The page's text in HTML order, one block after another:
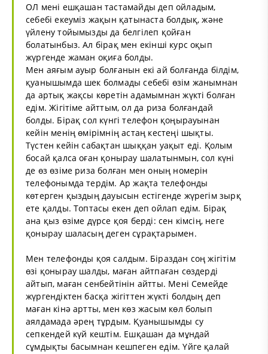
ОЛ мені ешқашан тастамайды деп ойладым,
себебі екеуміз жақын қатынаста болдық, және
үйлену тойымызды да белгілеп қойған
болатынбыз. Ал бірақ мен екінші курс оқып
жүргенде жаман оқиға болды.
Мен аяғым ауыр болғанын екі ай болғанда білдім,
қуанышымда шек болмады себебі өзім жанымнан
да артық жақсы көретін адамымнан жүкті болған
едім. Жігітіме айттым, ол да риза болғандай
болды. Бірақ сол күнгі телефон қоңырауынан
кейін менің өмірімнің астаң кестеңі шықты.
Түстен кейін сабақтан шыққан уақыт еді. Қолым
босай қалса оған қонырау шалатынмын, сол күні
де өз өзіме риза болған мен оның номерін
телефонымда тердім. Ар жақта телефонды
көтерген қыздың дауысын естігенде жүрегім зырқ
ете қалды. Топтасы екен деп ойлап едім. Бірақ
ана қыз өзіме дүрсе қоя берді: сен кімсің, неге
қонырау шаласың деген сұрақтарымен.
Мен телефонды қоя салдым. Біраздан соң жігітім
өзі қонырау шалды, маған айтпаған сөздерді
айтып, маған сенбейтінін айтты. Мені Семейде
жүргендіктен басқа жігіттен жүкті болдың деп
маған кінә артты, мен көз жасым көл болып
аялдамада әрең тұрдым. Қуанышымды су
сепкендей күй кештім. Ешқашан да мұндай
сұмдықты басымнан кешпеген едім. Үйге қалай